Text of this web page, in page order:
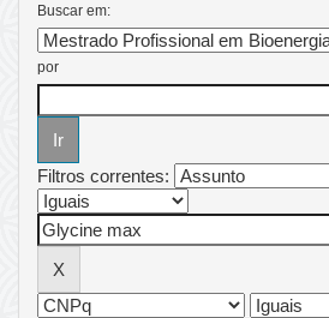
Buscar em:
por
Filtros correntes: